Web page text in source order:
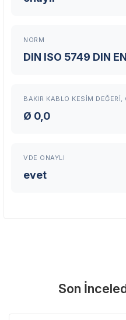
NORM
DIN ISO 5749 DIN
BAKIR KABLO KESIM DEĞERI,
Ø 0,0
VDE ONAYLI
evet
Son